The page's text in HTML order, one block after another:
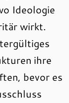
Ideologie
wirkt.
ihre
bevor es